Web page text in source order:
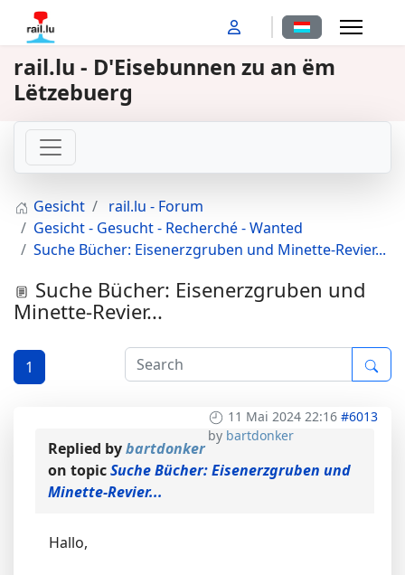
Sprache
rail.lu - D'Eisebunnen zu an ëm
Lëtzebuerg
Gesicht
rail.lu - Forum
Gesicht - Gesucht - Recherché - Wanted
Suche Bücher: Eisenerzgruben und Minette-Revier...
Suche Bücher: Eisenerzgruben und
Minette-Revier...
1
11 Mai 2024 22:16 #6013
by bartdonker
Replied bybartdonker
on topicSuche Bücher: Eisenerzgruben und
Minette-Revier...
Hallo,